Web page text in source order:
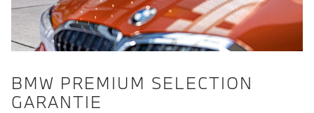
BMW PREMIUM SELECTION
GARANTIE